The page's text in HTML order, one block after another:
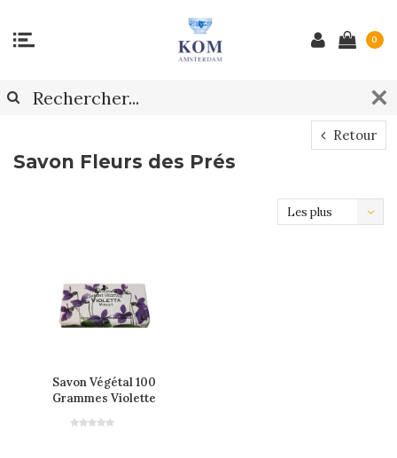
0
Retour
Savon Fleurs des Prés
Les plus
Savon Végétal 100
Grammes Violette